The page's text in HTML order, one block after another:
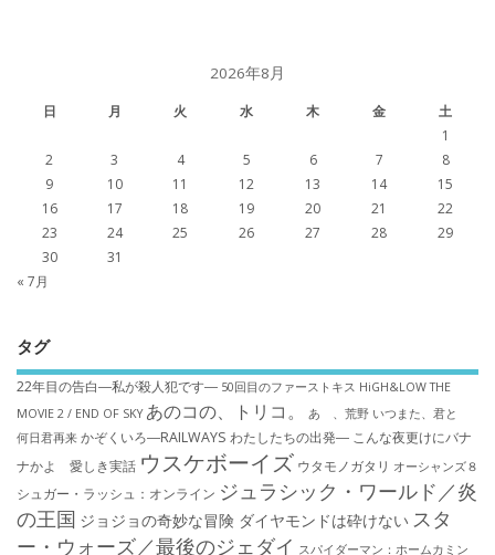
2026年8月
日 月 火 水 木 金
土
1
2
3 4 5 6 7
8
9
10 11 12 13 14
15
16
17 18 19 20 21
22
23
24 25 26 27 28
29
30
31
« 7月
タグ
22年目の告白―私が殺人犯です― 50回目のファーストキス HiGH&LOW THE
MOVIE 2 / END OF SKY あのコの、トリコ。 あゝ、荒野 いつまた、君と
何日君再来 かぞくいろ―RAILWAYS わたしたちの出発― こんな夜更けにバナ
ナかよ 愛しき実話 ウスケボーイズ ウタモノガタリ オーシャンズ８
シュガー・ラッシュ：オ​ンライン ジュラシック・ワールド／炎
の王国 ジョジョの奇妙な冒険 ダイヤモンドは砕けない スタ
ー・ウォーズ／最後のジェダイ スパイダーマン：ホームカミン